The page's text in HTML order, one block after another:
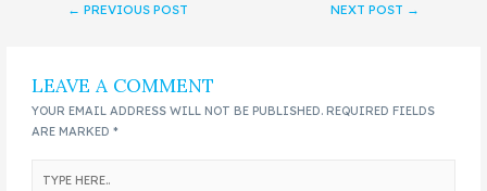
← PREVIOUS POST NEXT POST →
LEAVE A COMMENT
YOUR EMAIL ADDRESS WILL NOT BE PUBLISHED. REQUIRED FIELDS
ARE MARKED*